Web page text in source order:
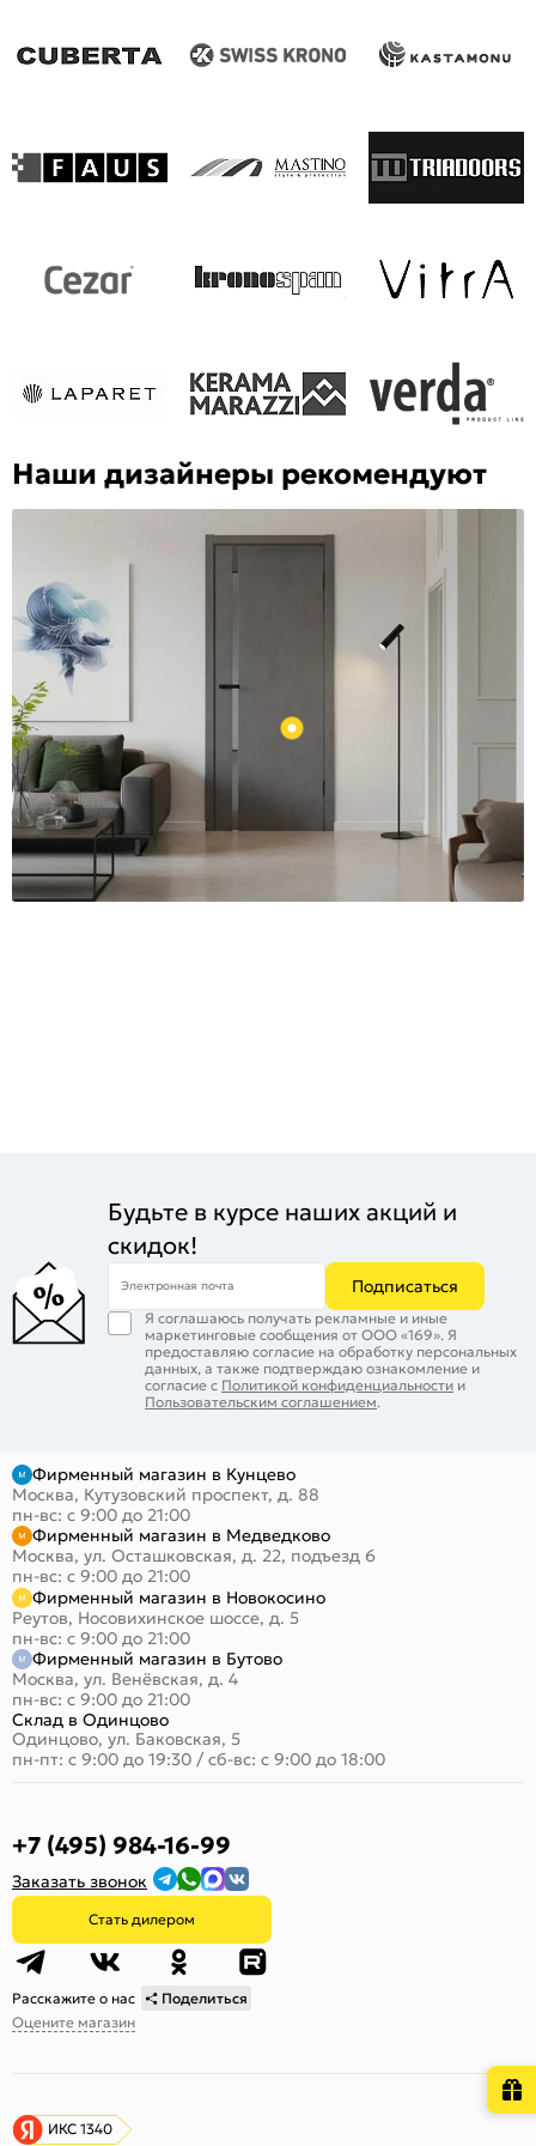
Наши дизайнеры рекомендуют
Будьте в курсе наших акций и
скидок!
Электронная почта Подписаться
Я соглашаюсь получать рекламные и иные
маркетинговые сообщения от ООО «169». Я
предоставляю согласие на обработку персональных
данных, а также подтверждаю ознакомление и
согласие с Политикой конфиденциальности и
Пользовательским соглашением.
Фирменный магазин в Кунцево
Москва, Кутузовский проспект, д. 88
пн-вс: с 9:00 до 21:00
Фирменный магазин в Медведково
Москва, ул. Осташковская, д. 22, подъезд 6
пн-вс: с 9:00 до 21:00
Фирменный магазин в Новокосино
Реутов, Носовихинское шоссе, д. 5
пн-вс: с 9:00 до 21:00
Фирменный магазин в Бутово
Москва, ул. Венёвская, д. 4
пн-вс: с 9:00 до 21:00
Склад в Одинцово
Одинцово, ул. Баковская, 5
пн-пт: с 9:00 до 19:30 / сб-вс: с 9:00 до 18:00
+7 (495) 984-16-99
Заказать звонок
Стать дилером
Расскажите о нас
Поделиться
Оцените магазин
ИКС 1340